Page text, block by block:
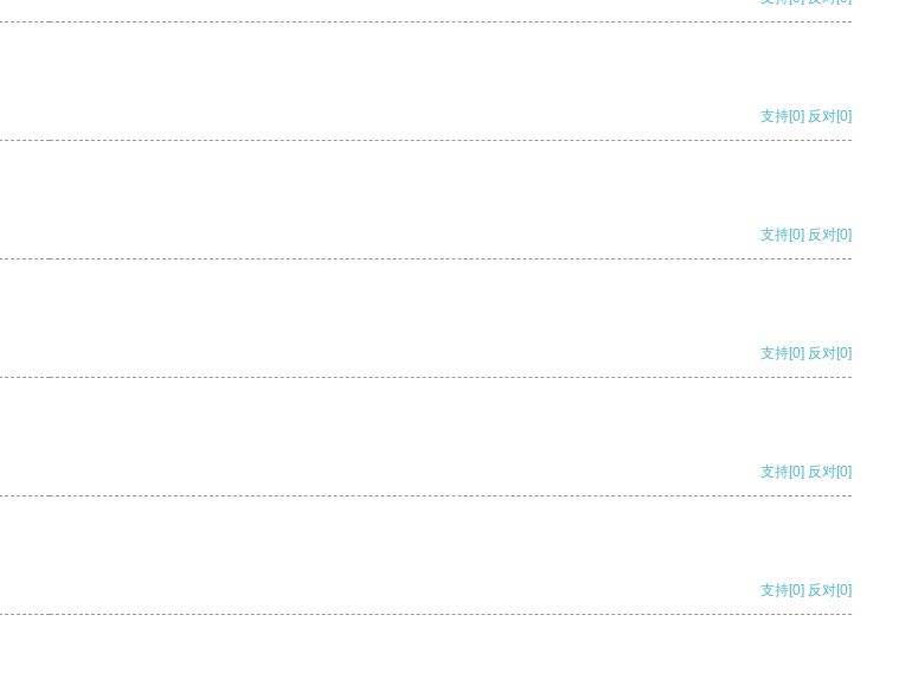
支持[0] 反对[0]
支持[0] 反对[0]
支持[0] 反对[0]
支持[0] 反对[0]
支持[0] 反对[0]